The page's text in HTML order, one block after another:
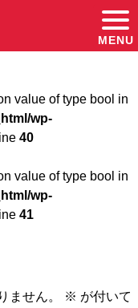
MENU
value of type bool in
wp-
40
value of type bool in
wp-
41
ません。
※ が付いて